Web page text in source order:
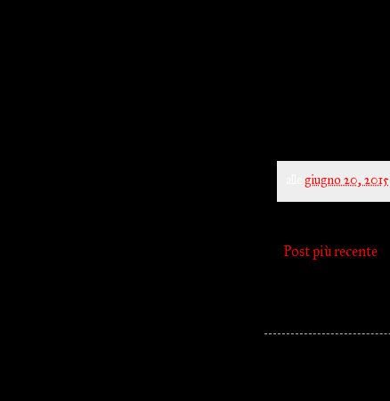
giugno 20, 2015
Post più recente